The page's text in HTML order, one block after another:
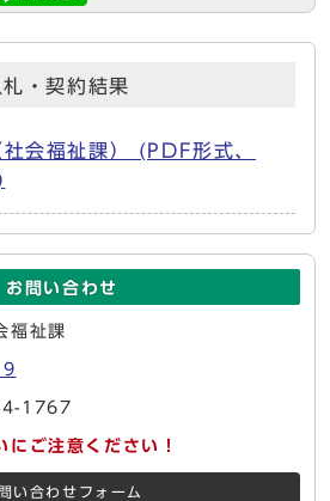
・契約結果
会福祉課） (PDF形式、
お問い合わせ
福祉課
1767
にご注意ください！
い合わせフォーム